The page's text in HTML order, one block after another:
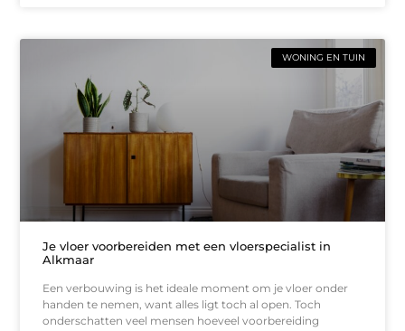
WONING EN TUIN
Je vloer voorbereiden met een vloerspecialist in
Alkmaar
Een verbouwing is het ideale moment om je vloer onder
handen te nemen, want alles ligt toch al open. Toch
onderschatten veel mensen hoeveel voorbereiding